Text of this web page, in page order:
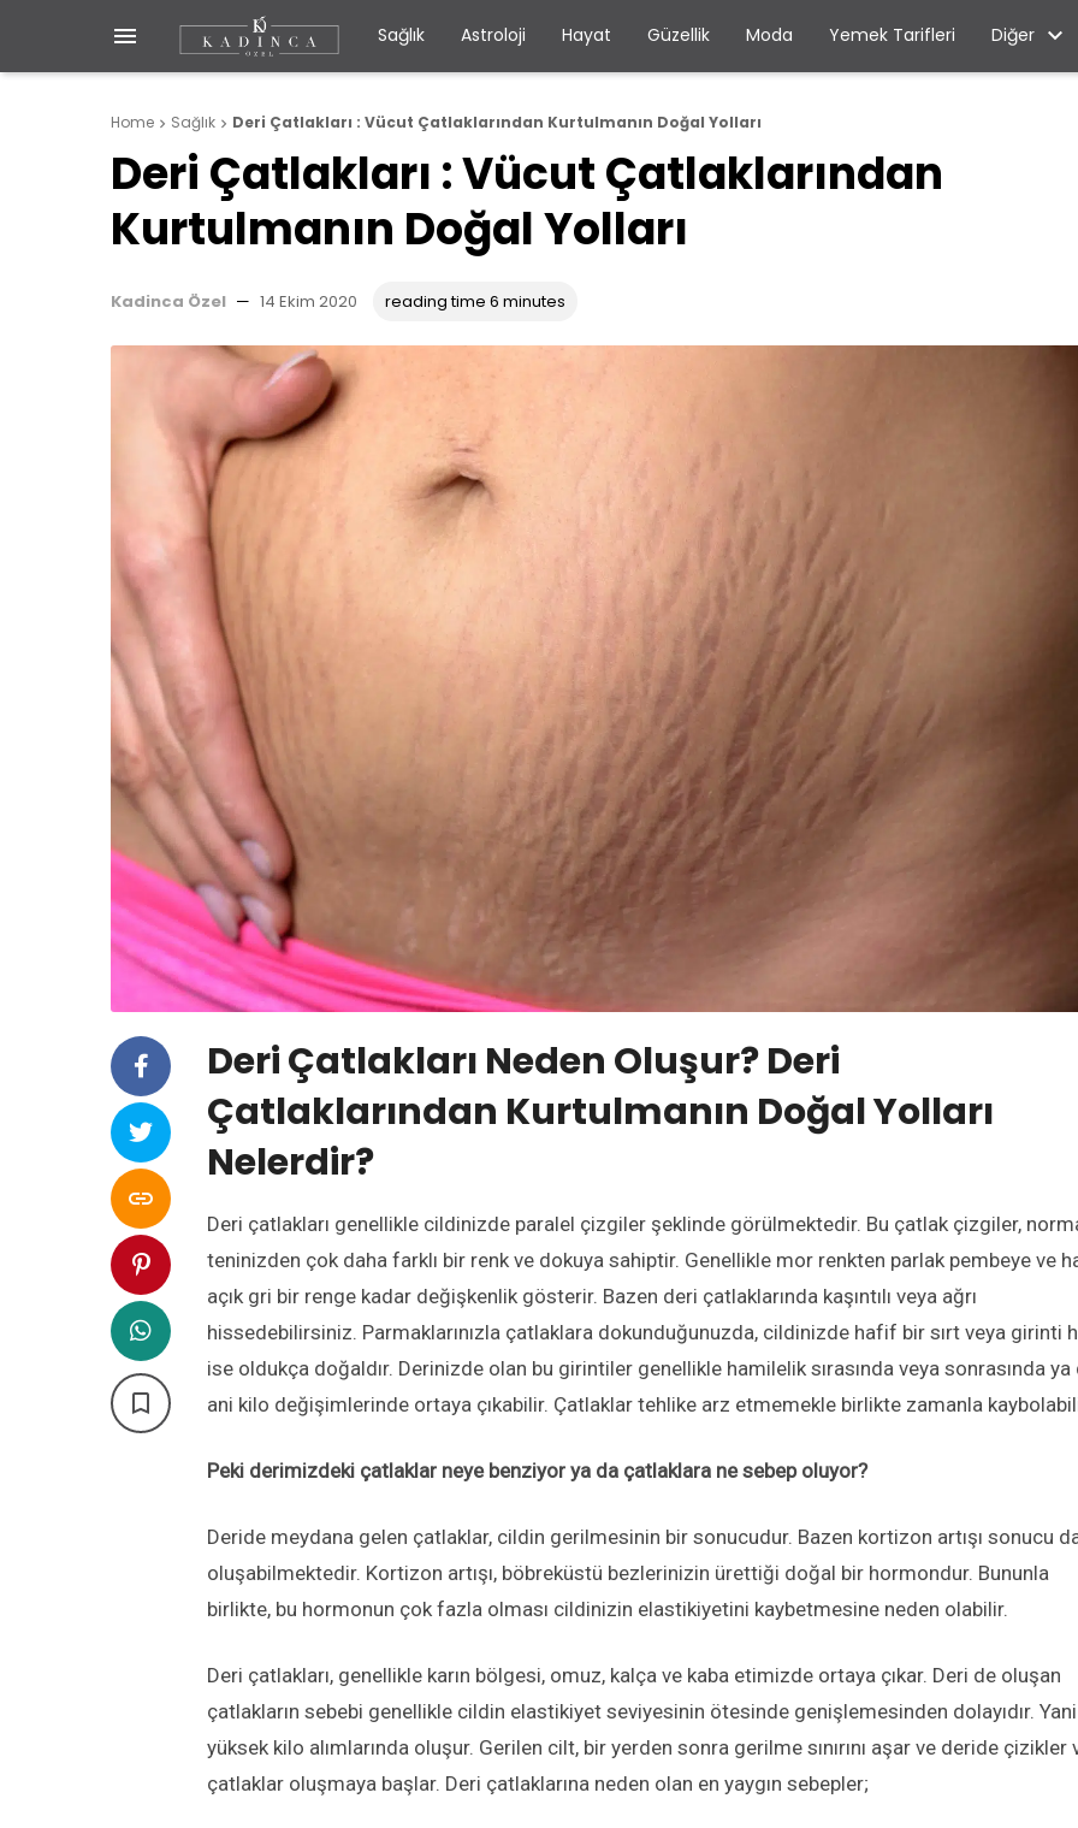
 Sağlık Astroloji Hayat Güzellik Moda Yemek Tarifleri Diğer
Home  Sağlık  Deri Çatlakları : Vücut Çatlaklarından Kurtulmanın Doğal Yolları
Deri Çatlakları : Vücut Çatlaklarından
Kurtulmanın Doğal Yolları
Kadinca Özel — 14 Ekim 2020 reading time 6 minutes


Deri Çatlakları Neden Oluşur? Deri
Çatlaklarından Kurtulmanın Doğal Yolları
Nelerdir?
Deri çatlakları genellikle cildinizde paralel çizgiler şeklinde görülmektedir. Bu çatlak çizgiler,
teninizden çok daha farklı bir renk ve dokuya sahiptir. Genellikle mor renkten parlak pembeye ve
açık gri bir renge kadar değişkenlik gösterir. Bazen deri çatlaklarında kaşıntılı veya ağrı
hissedebilirsiniz. Parmaklarınızla çatlaklara dokunduğunuzda, cildinizde hafif bir sırt veya girinti
ise oldukça doğaldır. Derinizde olan bu girintiler genellikle hamilelik sırasında veya sonrasında ya
ani kilo değişimlerinde ortaya çıkabilir. Çatlaklar tehlike arz etmemekle birlikte zamanla
Peki derimizdeki çatlaklar neye benziyor ya da çatlaklara ne sebep oluyor?
Deride meydana gelen çatlaklar, cildin gerilmesinin bir sonucudur. Bazen kortizon artışı sonucu
oluşabilmektedir. Kortizon artışı, böbreküstü bezlerinizin ürettiği doğal bir hormondur. Bununla
birlikte, bu hormonun çok fazla olması cildinizin elastikiyetini kaybetmesine neden olabilir.
Deri çatlakları, genellikle karın bölgesi, omuz, kalça ve kaba etimizde ortaya çıkar. Deri de oluşan
çatlakların sebebi genellikle cildin elastikiyet seviyesinin ötesinde genişlemesinden dolayıdır. Yani
yüksek kilo alımlarında oluşur. Gerilen cilt, bir yerden sonra gerilme sınırını aşar ve deride çizikler
çatlaklar oluşmaya başlar. Deri çatlaklarına neden olan en yaygın sebepler;